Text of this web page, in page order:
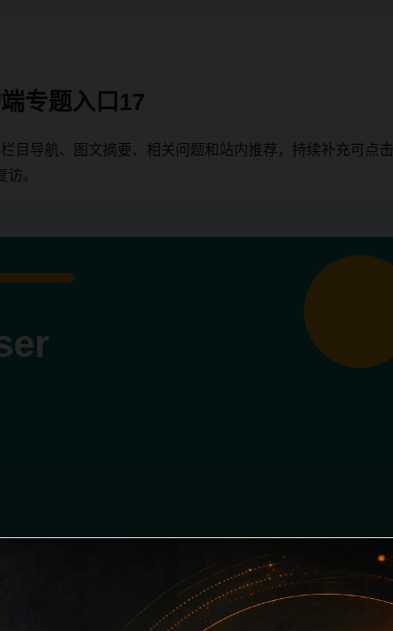
专题入口17
目导航、图文摘要、相关问题和站内推荐，持续补充可点
。